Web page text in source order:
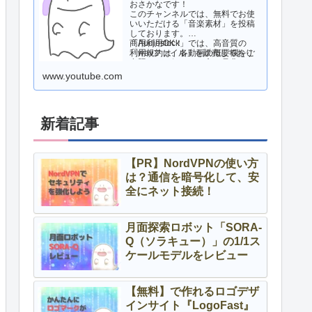
おさかなです！
このチャンネルでは、無料でお使
いいただける「音楽素材」を投稿
しております。
商用利用OK！
利用規約は、各動画の概要欄をご
「Audiostock」では、高音質の
「wavファイル」を販売しており
www.youtube.com
新着記事
【PR】NordVPNの使い方
は？通信を暗号化して、安
全にネット接続！
月面探索ロボット「SORA-
Q（ソラキュー）」の1/1ス
ケールモデルをレビュー
【無料】で作れるロゴデザ
インサイト『LogoFast』